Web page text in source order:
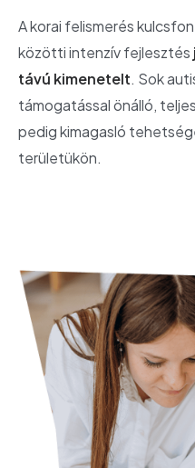
A korai felismerés
közötti intenzív fejlesztés
távú kimenetelt. Sok
támogatással önálló,
pedig kimagasló
területükön.